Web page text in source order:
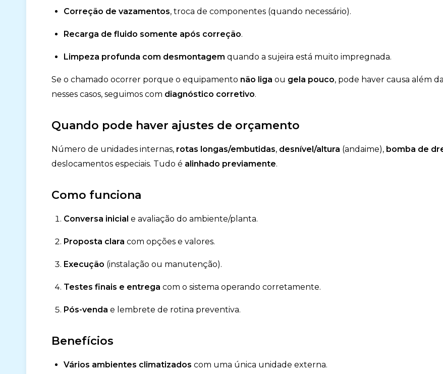
Correção de vazamentos, troca de componentes (quando necessário).
Recarga de fluido somente após correção.
Limpeza profunda com desmontagem quando a sujeira está muito impregnada.
Se o chamado ocorrer porque o equipamento não liga ou gela pouco, pode haver causa além
nesses casos, seguimos com diagnóstico corretivo.
Quando pode haver ajustes de orçamento
Número de unidades internas, rotas longas/embutidas, desnível/altura (andaime), bomba de
deslocamentos especiais. Tudo é alinhado previamente.
Como funciona
Conversa inicial e avaliação do ambiente/planta.
Proposta clara com opções e valores.
Execução (instalação ou manutenção).
Testes finais e entrega com o sistema operando corretamente.
Pós-venda e lembrete de rotina preventiva.
Benefícios
Vários ambientes climatizados com uma única unidade externa.